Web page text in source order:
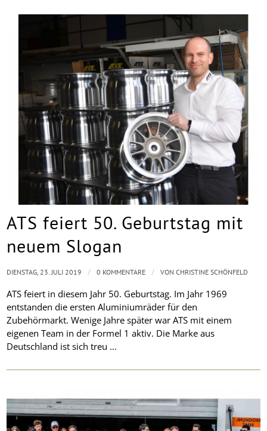
ATS feiert 50. Geburtstag mit
neuem Slogan
ATS feiert in diesem Jahr 50. Geburtstag. Im Jahr 1969
entstanden die ersten Aluminiumräder für den
Zubehörmarkt. Wenige Jahre später war ATS mit einem
eigenen Team in der Formel 1 aktiv. Die Marke aus
Deutschland ist sich treu …
DIENSTAG, 23. JULI 2019 / 0 KOMMENTARE / VONCHRISTINE SCHÖNFELD